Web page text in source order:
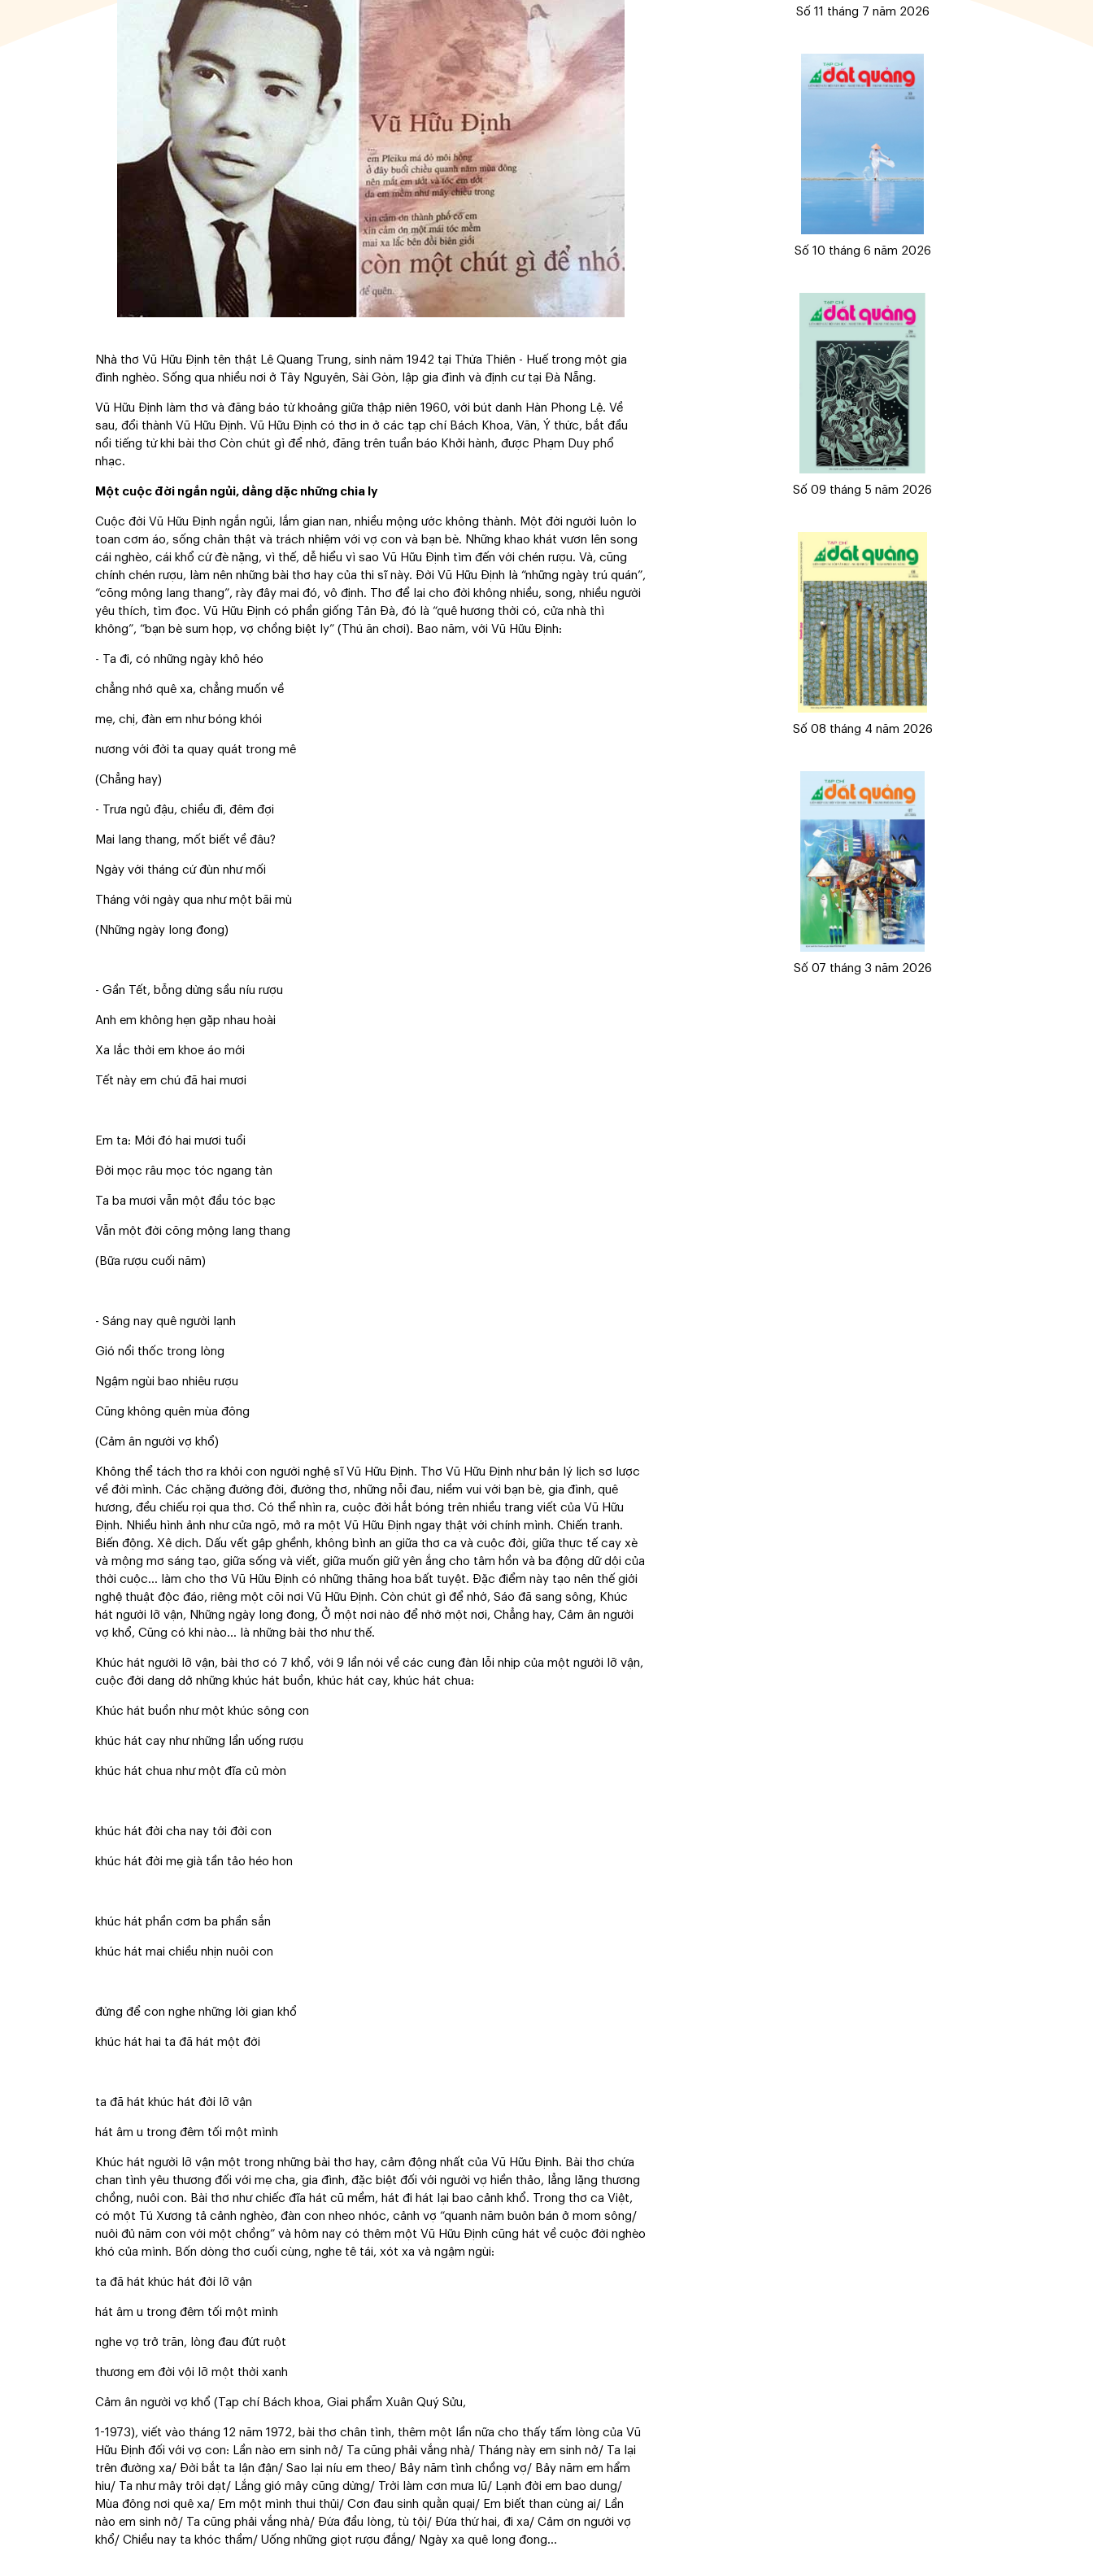
Nhà thơ Vũ Hữu Định tên thật Lê Quang Trung, sinh năm 1942 tại Thừa Thiên - Huế trong một gia
đình nghèo. Sống qua nhiều nơi ở Tây Nguyên, Sài Gòn, lập gia đình và định cư tại Đà Nẵng.
Vũ Hữu Định làm thơ và đăng báo từ khoảng giữa thập niên 1960, với bút danh Hàn Phong Lệ. Về
sau, đổi thành Vũ Hữu Định. Vũ Hữu Định có thơ in ở các tạp chí Bách Khoa, Văn, Ý thức, bắt đầu
nổi tiếng từ khi bài thơ Còn chút gì để nhớ, đăng trên tuần báo Khởi hành, được Phạm Duy phổ
nhạc.
Một cuộc đời ngắn ngủi, dằng dặc những chia ly
Cuộc đời Vũ Hữu Định ngắn ngủi, lắm gian nan, nhiều mộng ước không thành. Một đời người luôn lo
toan cơm áo, sống chân thật và trách nhiệm với vợ con và bạn bè. Những khao khát vươn lên song
cái nghèo, cái khổ cứ đè nặng, vì thế, dễ hiểu vì sao Vũ Hữu Định tìm đến với chén rượu. Và, cũng
chính chén rượu, làm nên những bài thơ hay của thi sĩ này. Đời Vũ Hữu Định là “những ngày trú quán”,
“cõng mộng lang thang”, rày đây mai đó, vô định. Thơ để lại cho đời không nhiều, song, nhiều người
yêu thích, tìm đọc. Vũ Hữu Định có phần giống Tản Đà, đó là “quê hương thời có, cửa nhà thì
không”, “bạn bè sum họp, vợ chồng biệt ly” (Thú ăn chơi). Bao năm, với Vũ Hữu Định:
- Ta đi, có những ngày khô héo
chẳng nhớ quê xa, chẳng muốn về
mẹ, chị, đàn em như bóng khói
nương với đời ta quay quát trong mê
(Chẳng hay)
- Trưa ngủ đậu, chiều đi, đêm đợi
Mai lang thang, mốt biết về đâu?
Ngày với tháng cứ đùn như mối
Tháng với ngày qua như một bãi mù
(Những ngày long đong)
- Gần Tết, bỗng dừng sầu níu rượu
Anh em không hẹn gặp nhau hoài
Xa lắc thời em khoe áo mới
Tết này em chú đã hai mươi
Em ta: Mới đó hai mươi tuổi
Đời mọc râu mọc tóc ngang tàn
Ta ba mươi vẫn một đầu tóc bạc
Vẫn một đời cõng mộng lang thang
(Bữa rượu cuối năm)
- Sáng nay quê người lạnh
Gió nổi thốc trong lòng
Ngậm ngùi bao nhiêu rượu
Cũng không quên mùa đông
(Cảm ân người vợ khổ)
Không thể tách thơ ra khỏi con người nghệ sĩ Vũ Hữu Định. Thơ Vũ Hữu Định như bản lý lịch sơ lược
về đời mình. Các chặng đường đời, đường thơ, những nỗi đau, niềm vui với bạn bè, gia đình, quê
hương, đều chiếu rọi qua thơ. Có thể nhìn ra, cuộc đời hắt bóng trên nhiều trang viết của Vũ Hữu
Định. Nhiều hình ảnh như cửa ngõ, mở ra một Vũ Hữu Định ngay thật với chính mình. Chiến tranh.
Biến động. Xê dịch. Dấu vết gập ghềnh, không bình an giữa thơ ca và cuộc đời, giữa thực tế cay xè
và mộng mơ sáng tạo, giữa sống và viết, giữa muốn giữ yên ắng cho tâm hồn và ba động dữ dội của
thời cuộc... làm cho thơ Vũ Hữu Định có những thăng hoa bất tuyệt. Đặc điểm này tạo nên thế giới
nghệ thuật độc đáo, riêng một cõi nơi Vũ Hữu Định. Còn chút gì để nhớ, Sáo đã sang sông, Khúc
hát người lỡ vận, Những ngày long đong, Ở một nơi nào để nhớ một nơi, Chẳng hay, Cảm ân người
vợ khổ, Cũng có khi nào... là những bài thơ như thế.
Khúc hát người lỡ vận, bài thơ có 7 khổ, với 9 lần nói về các cung đàn lỗi nhịp của một người lỡ vận,
cuộc đời dang dở những khúc hát buồn, khúc hát cay, khúc hát chua:
Khúc hát buồn như một khúc sông con
khúc hát cay như những lần uống rượu
khúc hát chua như một đĩa củ mòn
khúc hát đời cha nay tới đời con
khúc hát đời mẹ già tần tảo héo hon
khúc hát phần cơm ba phần sắn
khúc hát mai chiều nhịn nuôi con
đừng để con nghe những lời gian khổ
khúc hát hai ta đã hát một đời
ta đã hát khúc hát đời lỡ vận
hát âm u trong đêm tối một mình
Khúc hát người lỡ vận một trong những bài thơ hay, cảm động nhất của Vũ Hữu Định. Bài thơ chứa
chan tình yêu thương đối với mẹ cha, gia đình, đặc biệt đối với người vợ hiền thảo, lẳng lặng thương
chồng, nuôi con. Bài thơ như chiếc đĩa hát cũ mềm, hát đi hát lại bao cảnh khổ. Trong thơ ca Việt,
có một Tú Xương tả cảnh nghèo, đàn con nheo nhóc, cảnh vợ “quanh năm buôn bán ở mom sông/
nuôi đủ năm con với một chồng” và hôm nay có thêm một Vũ Hữu Định cũng hát về cuộc đời nghèo
khó của mình. Bốn dòng thơ cuối cùng, nghe tê tái, xót xa và ngậm ngùi:
ta đã hát khúc hát đời lỡ vận
hát âm u trong đêm tối một mình
nghe vợ trở trăn, lòng đau đứt ruột
thương em đời vội lỡ một thời xanh
Cảm ân người vợ khổ (Tạp chí Bách khoa, Giai phẩm Xuân Quý Sửu,
1-1973), viết vào tháng 12 năm 1972, bài thơ chân tình, thêm một lần nữa cho thấy tấm lòng của Vũ
Hữu Định đối với vợ con: Lần nào em sinh nở/ Ta cũng phải vắng nhà/ Tháng này em sinh nở/ Ta lại
trên đường xa/ Đời bắt ta lận đận/ Sao lại níu em theo/ Bảy năm tình chồng vợ/ Bảy năm em hẩm
hiu/ Ta như mây trôi dạt/ Lắng gió mây cũng dừng/ Trời làm cơn mưa lũ/ Lạnh đời em bao dung/
Mùa đông nơi quê xa/ Em một mình thui thủi/ Cơn đau sinh quằn quại/ Em biết than cùng ai/ Lần
nào em sinh nở/ Ta cũng phải vắng nhà/ Đứa đầu lòng, tù tội/ Đứa thứ hai, đi xa/ Cảm ơn người vợ
khổ/ Chiều nay ta khóc thầm/ Uống những giọt rượu đắng/ Ngày xa quê long đong...
Số 11 tháng 7 năm 2026
Số 10 tháng 6 năm 2026
Số 09 tháng 5 năm 2026
Số 08 tháng 4 năm 2026
Số 07 tháng 3 năm 2026